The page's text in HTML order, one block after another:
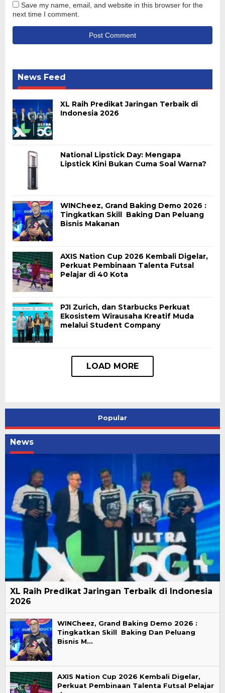
Save my name, email, and website in this browser for the
next time I comment.
News Feed
XL Raih Predikat Jaringan Terbaik di
Indonesia 2026
National Lipstick Day: Mengapa
Lipstick Kini Bukan Cuma Soal Warna?
WINCheez, Grand Baking Demo 2026 :
Tingkatkan Skill Baking Dan Peluang
Bisnis Makanan
AXIS Nation Cup 2026 Kembali Digelar,
Perkuat Pembinaan Talenta Futsal
Pelajar di 40 Kota
PJI Zurich, dan Starbucks Perkuat
Ekosistem Wirausaha Kreatif Muda
melalui Student Company
Popular
News
XL Raih Predikat Jaringan Terbaik di Indonesia
2026
WINCheez, Grand Baking Demo 2026 :
Tingkatkan Skill Baking Dan Peluang
Bisnis M…
AXIS Nation Cup 2026 Kembali Digelar,
Perkuat Pembinaan Talenta Futsal Pelajar